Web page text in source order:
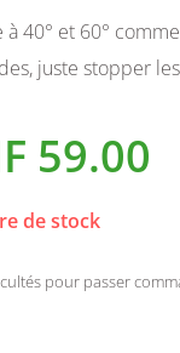
à 40° et 60°
juste stopper
59.00
de stock
pour passer